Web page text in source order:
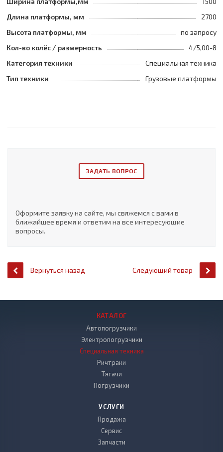
Длина платформы, мм
2700
Высота платформы, мм
по запросу
Кол-во колёс / размерность
4/5,00-8
Категория техники
Специальная техника
Тип техники
Грузовые платформы
ЗАДАТЬ ВОПРОС
Оформите заявку на сайте, мы свяжемся с вами в
ближайшее время и ответим на все интересующие
вопросы.
Вернуться назад Следующий товар
КАТАЛОГ
Автопогрузчики
Электропогрузчики
Специальная техника
Ричтраки
Тягачи
Погрузчики
УСЛУГИ
Продажа
Сервис
Запчасти